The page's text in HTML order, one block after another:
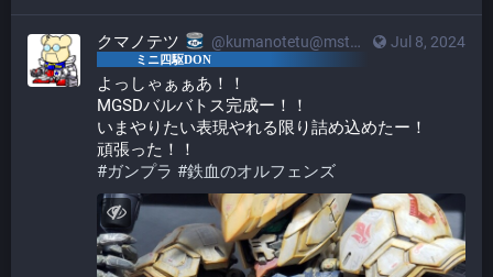
Jul 8, 2024
クマノテツ @kumanotetu@mstdn.mini4wd-engineer.com
よっしゃぁぁあ！！
MGSDバルバトス完成ー！！
いまやりたい表現やれる限り詰め込めたー！
頑張った！！
#ガンプラ #鉄血のオルフェンズ